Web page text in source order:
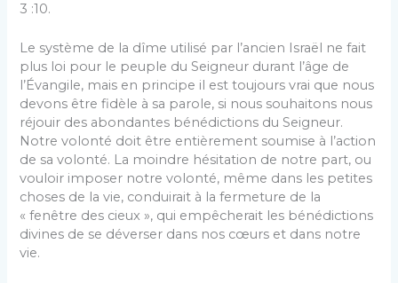
3 :10.
Le système de la dîme utilisé par l’ancien Israël ne fait
plus loi pour le peuple du Seigneur durant l’âge de
l’Évangile, mais en principe il est toujours vrai que nous
devons être fidèle à sa parole, si nous souhaitons nous
réjouir des abondantes bénédictions du Seigneur.
Notre volonté doit être entièrement soumise à l’action
de sa volonté. La moindre hésitation de notre part, ou
vouloir imposer notre volonté, même dans les petites
choses de la vie, conduirait à la fermeture de la
« fenêtre des cieux », qui empêcherait les bénédictions
divines de se déverser dans nos cœurs et dans notre
vie.